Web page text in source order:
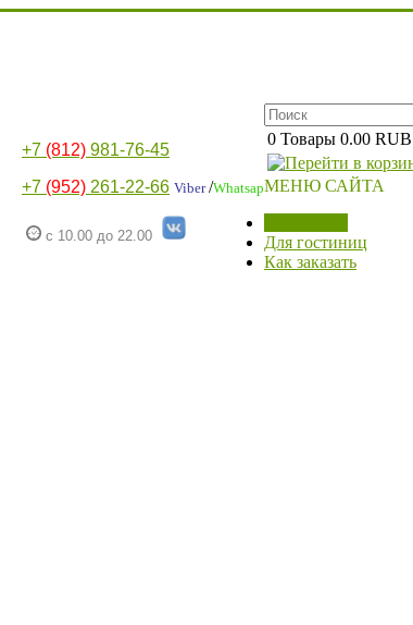
+7 (812) 981-76-45
+7 (952) 261-22-66 Viber/Whatsap
с 10.00 до 22.00
0 Товары 0.00 RUB
МЕНЮ САЙТА
Для гостиниц
Как заказать